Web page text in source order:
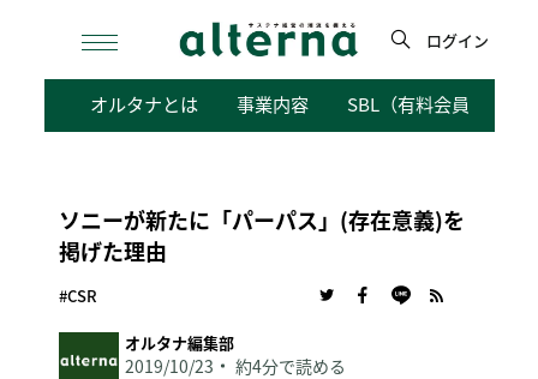
検
ログイン
オルタナとは 事業内容 SBL（有料会員向けサ
ソニーが新たに「パーパス」(存在意義)を
掲げた理由
#CSR
オルタナ編集部
2019/10/23 約4分で読める